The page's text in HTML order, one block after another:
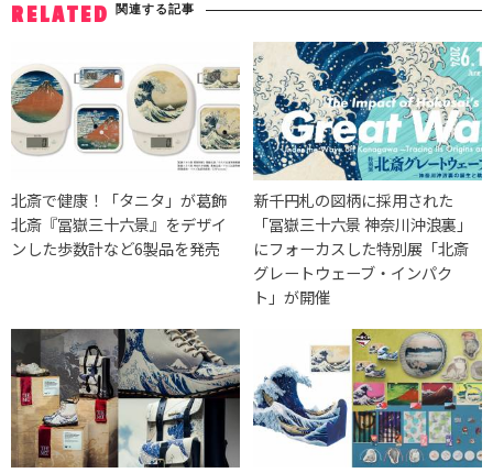
RELATED 関連する記事
北斎で健康！「タニタ」が葛飾
北斎『冨嶽三十六景』をデザイ
ンした歩数計など6製品を発売
新千円札の図柄に採用された
「冨嶽三十六景 神奈川沖浪裏」
にフォーカスした特別展「北斎
グレートウェーブ・インパク
ト」が開催